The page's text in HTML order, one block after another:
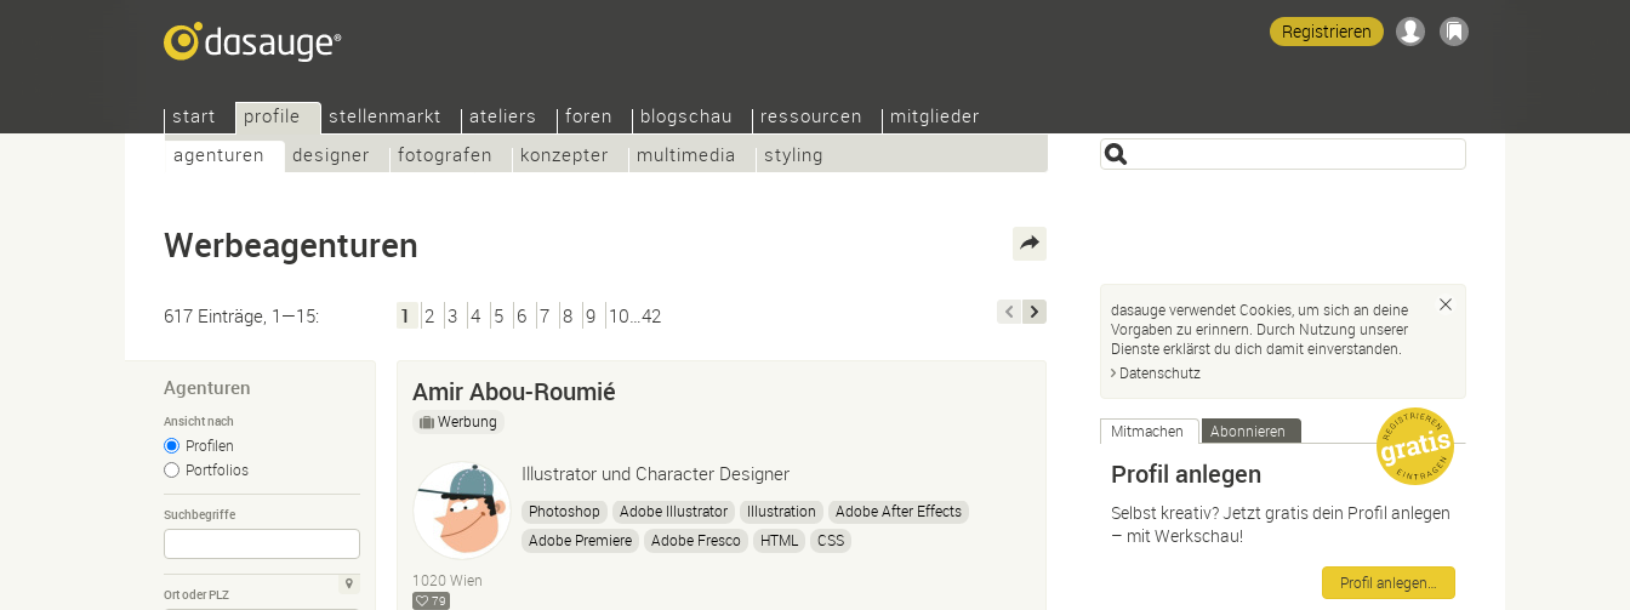
start
profile
agenturen
designer fotografen konzepter multimedia styling
stellenmarkt ateliers foren blogschau ressourcen mitglieder
Registrieren
Werbeagenturen
617 Einträge, 1—15: 1 2 3 4 5 6 7 8 9 10…42
Agenturen
Ansicht nach
Profilen
Portfolios
Suchbegriffe
Ort oder PLZ
Amir Abou-Roumié
Werbung
Illustrator und Character Designer
Photoshop Adobe Illustrator Illustration
Adobe After Effects
Adobe Premiere
Adobe Fresco HTML CSS
1020 Wien
79
dasauge verwendet Cookies, um sich an deine
Vorgaben zu erinnern. Durch Nutzung unserer
Dienste erklärst du dich damit einverstanden.
Datenschutz
Mitmachen Abonnieren
Profil anlegen
Selbst kreativ? Jetzt gratis dein Profil anlegen
– mit Werkschau!
Profil anlegen…